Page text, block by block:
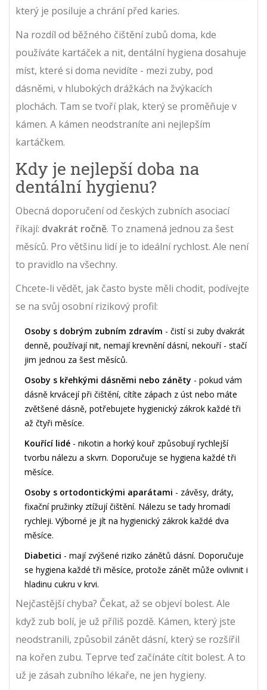
který je posiluje a chrání před karies.
Na rozdíl od běžného čištění zubů doma, kde
používáte kartáček a nit, dentální hygiena dosahuje
míst, které si doma nevidíte - mezi zuby, pod
dásněmi, v hlubokých drážkách na žvýkacích
plochách. Tam se tvoří plak, který se proměňuje v
kámen. A kámen neodstraníte ani nejlepším
kartáčkem.
Kdy je nejlepší doba na
dentální hygienu?
Obecná doporučení od českých zubních asociací
říkají: dvakrát ročně. To znamená jednou za šest
měsíců. Pro většinu lidí je to ideální rychlost. Ale není
to pravidlo na všechny.
Chcete-li vědět, jak často byste měli chodit, podívejte
se na svůj osobní rizikový profil:
Osoby s dobrým zubním zdravím - čistí si zuby dvakrát
denně, používají nit, nemají krevnění dásní, nekouří - stačí
jim jednou za šest měsíců.
Osoby s křehkými dásněmi nebo záněty - pokud vám
dásně krvácejí při čištění, cítíte zápach z úst nebo máte
zvětšené dásně, potřebujete hygienický zákrok každé tři
až čtyři měsíce.
Kouřící lidé - nikotin a horký kouř způsobují rychlejší
tvorbu nálezu a skvrn. Doporučuje se hygiena každé tři
měsíce.
Osoby s ortodontickými aparátami - závěsy, dráty,
fixační pružinky ztížují čištění. Nálezu se tady hromadí
rychleji. Výborné je jít na hygienický zákrok každé dva
měsíce.
Diabetici - mají zvýšené riziko zánětů dásní. Doporučuje
se hygiena každé tři měsíce, protože zánět může ovlivnit i
hladinu cukru v krvi.
Nejčastější chyba? Čekat, až se objeví bolest. Ale
když zub bolí, je už příliš pozdě. Kámen, který jste
neodstranili, způsobil zánět dásní, který se rozšířil
na kořen zubu. Teprve teď začínáte cítit bolest. A to
už je zásah zubního lékaře, ne jen hygieny.